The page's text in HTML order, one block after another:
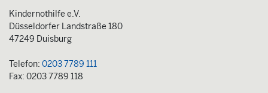
Kindernothilfe e.V.
Düsseldorfer Landstraße 180
47249 Duisburg
Telefon: 0203 7789 111
Fax: 0203 7789 118